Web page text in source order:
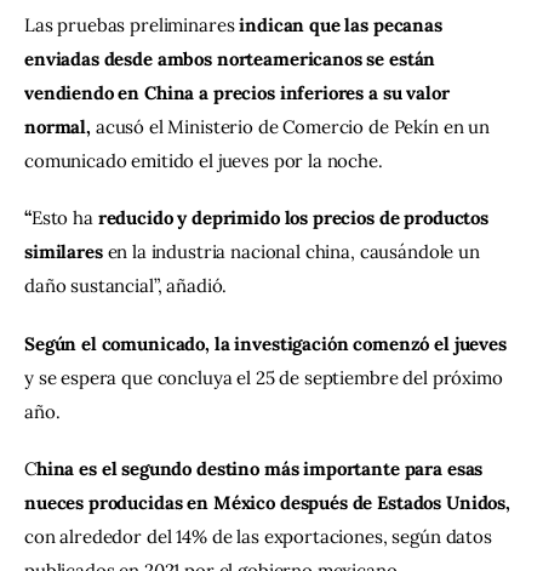
Las pruebas preliminares indican que las pecanas
enviadas desde ambos norteamericanos se están
vendiendo en China a precios inferiores a su valor
normal, acusó el Ministerio de Comercio de Pekín en un
comunicado emitido el jueves por la noche.
“Esto ha reducido y deprimido los precios de productos
similares en la industria nacional china, causándole un
daño sustancial”, añadió.
Según el comunicado, la investigación comenzó el jueves
y se espera que concluya el 25 de septiembre del próximo
año.
China es el segundo destino más importante para esas
nueces producidas en México después de Estados Unidos,
con alrededor del 14% de las exportaciones, según datos